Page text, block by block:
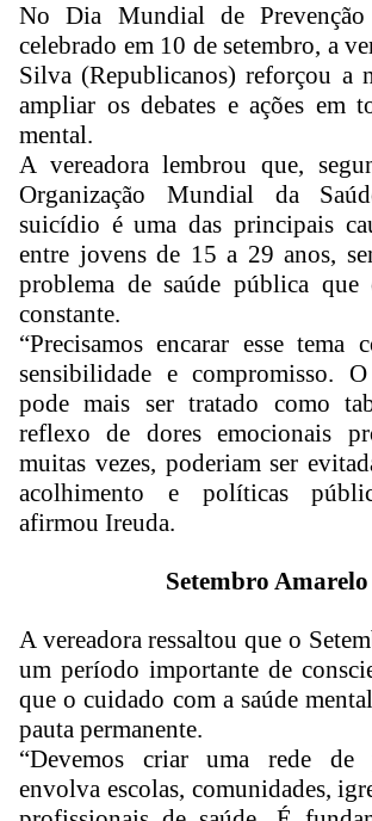
No Dia Mundial de
celebrado em 10 de setembro, a
Silva (Republicanos) reforçou a
ampliar os debates e ações em
mental.
A vereadora lembrou que,
Organização Mundial da
suicídio é uma das principais
entre jovens de 15 a 29 anos,
problema de saúde pública que
constante.
“Precisamos encarar esse tema
sensibilidade e compromisso.
pode mais ser tratado como
reflexo de dores emocionais
muitas vezes, poderiam ser
acolhimento e políticas
afirmou Ireuda.
Setembro Amarelo
A vereadora ressaltou que o
um período importante de
que o cuidado com a saúde
pauta permanente.
“Devemos criar uma rede de
envolva escolas, comunidades,